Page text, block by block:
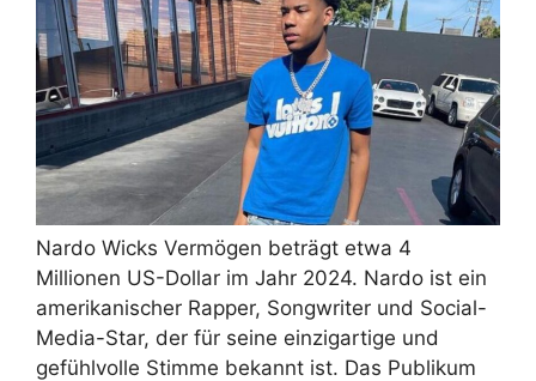
Nardo Wicks Vermögen beträgt etwa 4
Millionen US-Dollar im Jahr 2024. Nardo ist ein
amerikanischer Rapper, Songwriter und Social-
Media-Star, der für seine einzigartige und
gefühlvolle Stimme bekannt ist. Das Publikum